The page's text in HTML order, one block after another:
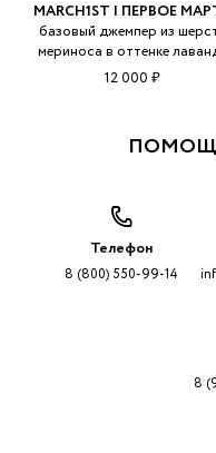
MARCH1ST | ПЕРВОЕ
базовый джемпер из
мериноса в оттенке
12 000 ₽
Телефон
8 (800) 550-99-14
8